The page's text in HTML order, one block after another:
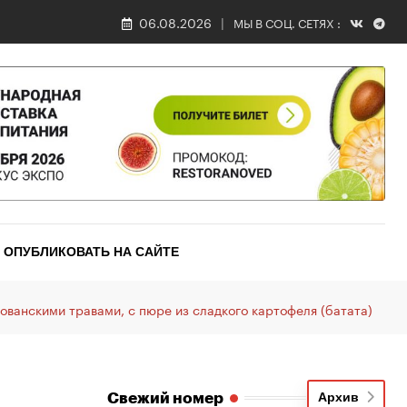
06.08.2026 МЫ В СОЦ. СЕТЯХ :
ОПУБЛИКОВАТЬ НА САЙТЕ
травами, с пюре из сладкого картофеля (батата)
Свежий номер Архив